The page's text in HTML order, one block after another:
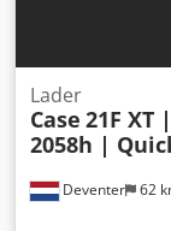
Deventer 62
Lader
Case 21F XT
2058h |